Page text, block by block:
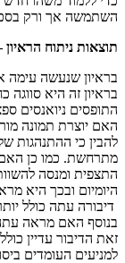
השתמשה אך ורק
תוצאות ניתוח
בראיון שנעשה עימה
בראיון זה היא
התופסים ניואנסים
האם יוצרת תמונה
להבין כי ההתנהגות
מתרחשת. כמו כן
התצפית ומנסה
היומיום ובכך היא
דיבורה עתה כולל
בנוסף האם מראה
זאת הדיבור עדיין
למניעים העומדים